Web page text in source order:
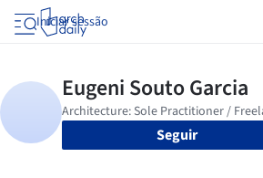
Iniciar sessão
Seguir